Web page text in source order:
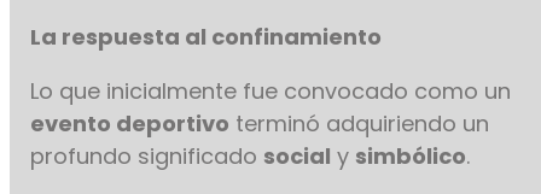
La respuesta al confinamiento
Lo que inicialmente fue convocado como un
evento deportivo terminó adquiriendo un
profundo significado social y simbólico.